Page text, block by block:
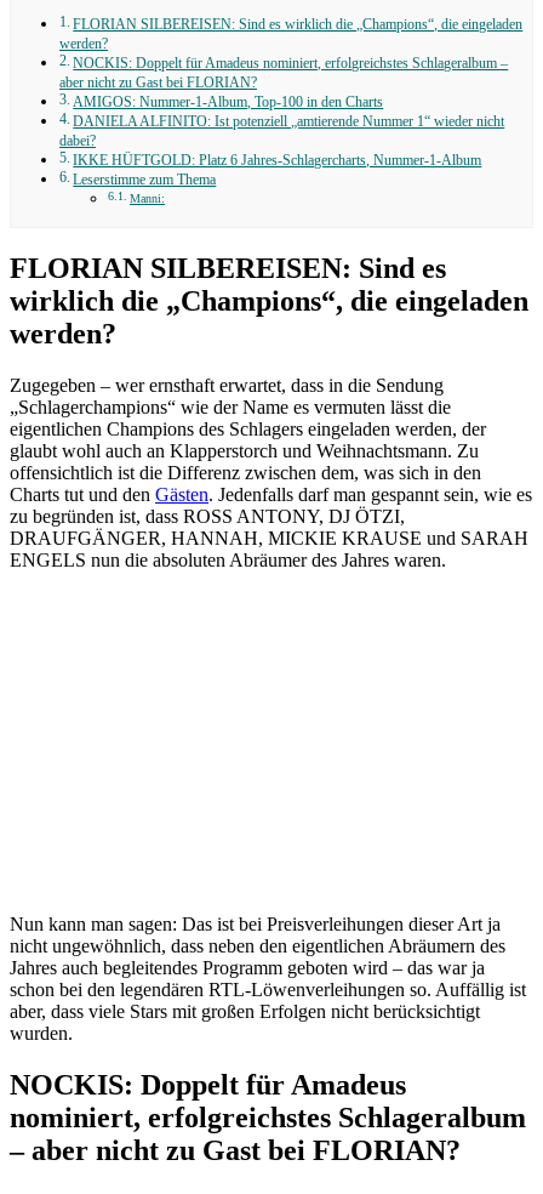
FLORIAN SILBEREISEN: Sind es wirklich die „Champions“, die eingeladen
werden?
NOCKIS: Doppelt für Amadeus nominiert, erfolgreichstes Schlageralbum –
aber nicht zu Gast bei FLORIAN?
AMIGOS: Nummer-1-Album, Top-100 in den Charts
DANIELA ALFINITO: Ist potenziell „amtierende Nummer 1“ wieder nicht
dabei?
IKKE HÜFTGOLD: Platz 6 Jahres-Schlagercharts, Nummer-1-Album
Leserstimme zum Thema
Manni:
FLORIAN SILBEREISEN: Sind es
wirklich die „Champions“, die eingeladen
werden?
Zugegeben – wer ernsthaft erwartet, dass in die Sendung
„Schlagerchampions“ wie der Name es vermuten lässt die
eigentlichen Champions des Schlagers eingeladen werden, der
glaubt wohl auch an Klapperstorch und Weihnachtsmann. Zu
offensichtlich ist die Differenz zwischen dem, was sich in den
Charts tut und den Gästen. Jedenfalls darf man gespannt sein, wie es
zu begründen ist, dass ROSS ANTONY, DJ ÖTZI,
DRAUFGÄNGER, HANNAH, MICKIE KRAUSE und SARAH
ENGELS nun die absoluten Abräumer des Jahres waren.
Nun kann man sagen: Das ist bei Preisverleihungen dieser Art ja
nicht ungewöhnlich, dass neben den eigentlichen Abräumern des
Jahres auch begleitendes Programm geboten wird – das war ja
schon bei den legendären RTL-Löwenverleihungen so. Auffällig ist
aber, dass viele Stars mit großen Erfolgen nicht berücksichtigt
wurden.
NOCKIS: Doppelt für Amadeus
nominiert, erfolgreichstes Schlageralbum
– aber nicht zu Gast bei FLORIAN?